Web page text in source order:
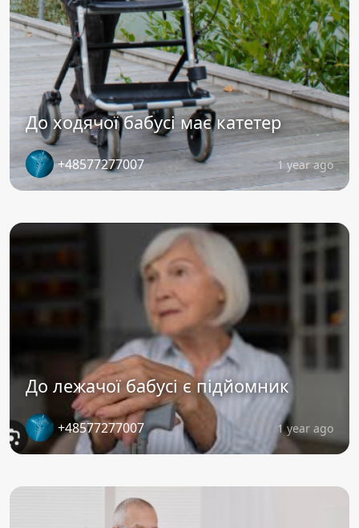
До ходячої бабусі має катетер
+48577277007 1 year ago
До лежачої бабусі є підйомник
+48577277007 1 year ago